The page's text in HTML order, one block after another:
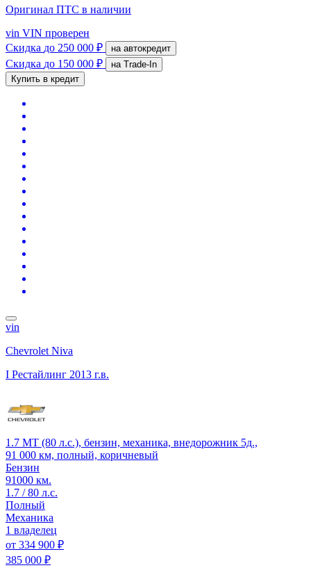
Оригинал ПТС в наличии
vin VIN проверен
Скидка до 250 000 ₽ на автокредит
Скидка до 150 000 ₽
на Trade-In
Купить в кредит
vin
Chevrolet Niva
I Рестайлинг 2013 г.в.
1.7 MT (80 л.с.), бензин, механика, внедорожник 5д.,
91 000 км, полный, коричневый
Бензин
91000 км.
1.7 / 80 л.с.
Полный
Механика
1 владелец
от 334 900 ₽
385 000 ₽